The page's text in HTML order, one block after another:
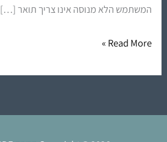
המשתמש הלא מנוסה אינו צריך תואר […]
Read More »